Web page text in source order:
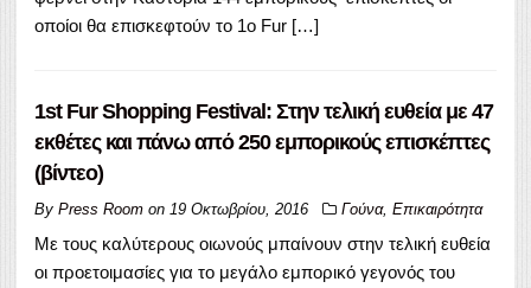
οποίοι θα επισκεφτούν το 1o Fur […]
1st Fur Shopping Festival: Στην τελική ευθεία με 47
εκθέτες και πάνω από 250 εμπορικούς επισκέπτες
(βίντεο)
By Press Room on 19 Οκτωβρίου, 2016 Γούνα, Επικαιρότητα
Με τους καλύτερους οιωνούς μπαίνουν στην τελική ευθεία
οι προετοιμασίες για το μεγάλο εμπορικό γεγονός του